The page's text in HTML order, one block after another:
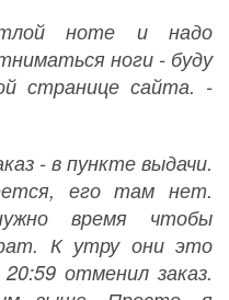
ноте и надо
ноги - буду
странице сайта. -
- в пункте выдачи.
его там нет.
время чтобы
К утру они это
отменил заказ.